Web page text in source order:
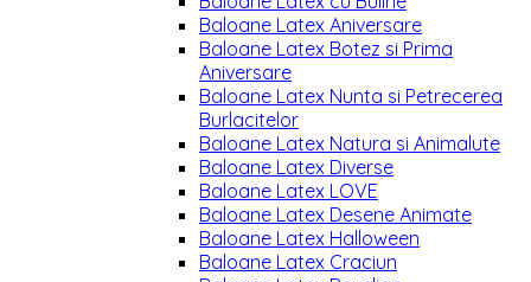
Baloane Latex Aniversare
Baloane Latex Botez si Prima
Aniversare
Baloane Latex Nunta si Petrecerea
Burlacitelor
Baloane Latex Natura si Animalute
Baloane Latex Diverse
Baloane Latex LOVE
Baloane Latex Desene Animate
Baloane Latex Halloween
Baloane Latex Craciun